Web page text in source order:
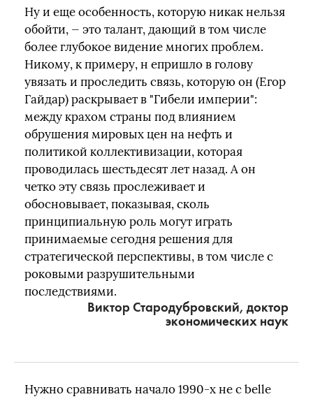
Ну и еще особенность, которую никак нельзя
обойти, — это талант, дающий в том числе
более глубокое видение многих проблем.
Никому, к примеру, н епришло в голову
увязать и проследить связь, которую он (Егор
Гайдар) раскрывает в "Гибели империи":
между крахом страны под влиянием
обрушения мировых цен на нефть и
политикой коллективизации, которая
проводилась шестьдесят лет назад. А он
четко эту связь прослеживает и
обосновывает, показывая, сколь
принципиальную роль могут играть
принимаемые сегодня решения для
стратегической перспективы, в том числе с
роковыми разрушительными
последствиями.
Виктор Стародубровский, доктор
экономических наук
Нужно сравнивать начало 1990-х не с belle